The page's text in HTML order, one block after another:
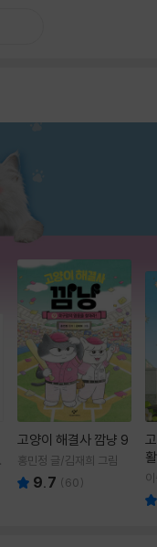
고양이 해결사 깜냥 9
홍민정 글/김재희 그림
9.7 (60)